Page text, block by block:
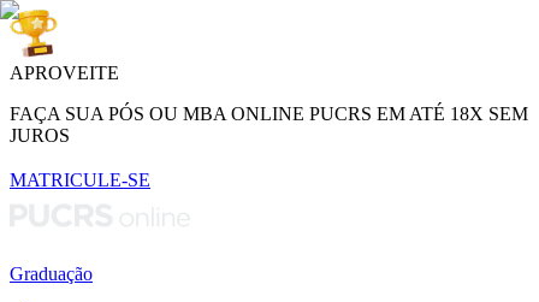
APROVEITE
FAÇA SUA PÓS OU MBA ONLINE PUCRS EM ATÉ 18X SEM
JUROS
MATRICULE-SE
Graduação